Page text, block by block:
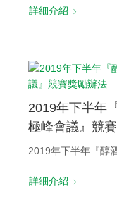
詳細介紹
2019年下半年
極峰會議』競
詳細介紹